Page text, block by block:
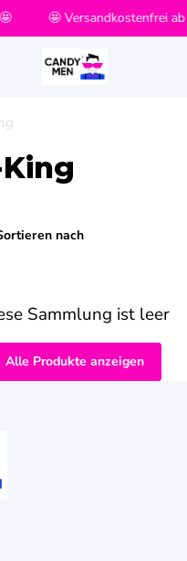
🤩 Versandkostenfrei
nach
Sammlung ist leer
Alle Produkte anzeigen